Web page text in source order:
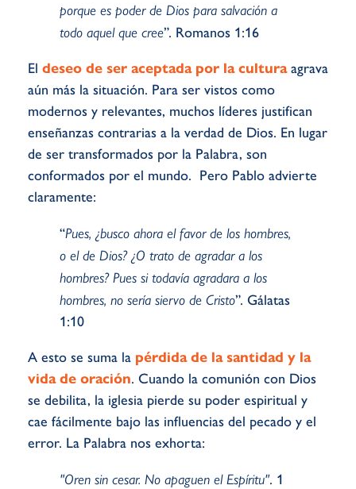
porque es poder de Dios para salvación a
todo aquel que cree”. Romanos 1:16
El deseo de ser aceptada por la culturaagrava
aún más la situación. Para ser vistos como
modernos y relevantes, muchos líderes justifican
enseñanzas contrarias a la verdad de Dios. En lugar
de ser transformados por la Palabra, son
conformados por el mundo. Pero Pablo advierte
claramente:
“Pues, ¿busco ahora el favor de los hombres,
o el de Dios? ¿O trato de agradar a los
hombres? Pues si todavía agradara a los
hombres, no sería siervo de Cristo”. Gálatas
1:10
A esto se suma la pérdida de la santidad y la
vida de oración. Cuando la comunión con Dios
se debilita, la iglesia pierde su poder espiritual y
cae fácilmente bajo las influencias del pecado y el
error. La Palabra nos exhorta:
"Oren sin cesar. No apaguen el Espíritu". 1